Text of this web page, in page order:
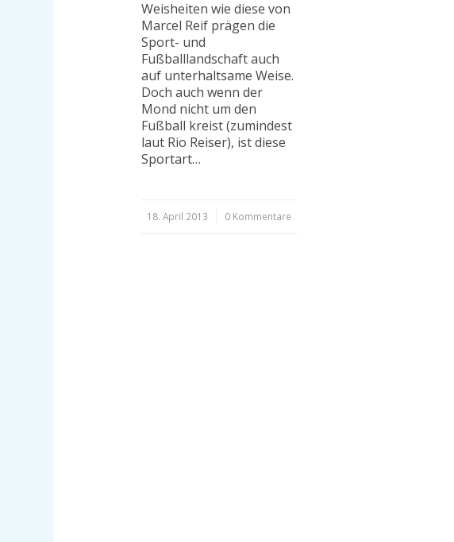
Weisheiten wie diese von
Marcel Reif prägen die
Sport- und
Fußballlandschaft auch
auf unterhaltsame Weise.
Doch auch wenn der
Mond nicht um den
Fußball kreist (zumindest
laut Rio Reiser), ist diese
Sportart…
18. April 2013
/ 0 Kommentare